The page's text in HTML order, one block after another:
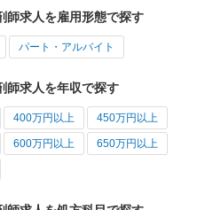
師求人を雇用形態で探す
パート・アルバイト
師求人を年収で探す
400万円以上 450万円以上
600万円以上 650万円以上